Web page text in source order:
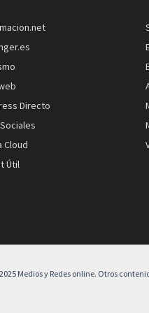
Directo
Cloud
Útil
Medios y Redes online. Otros